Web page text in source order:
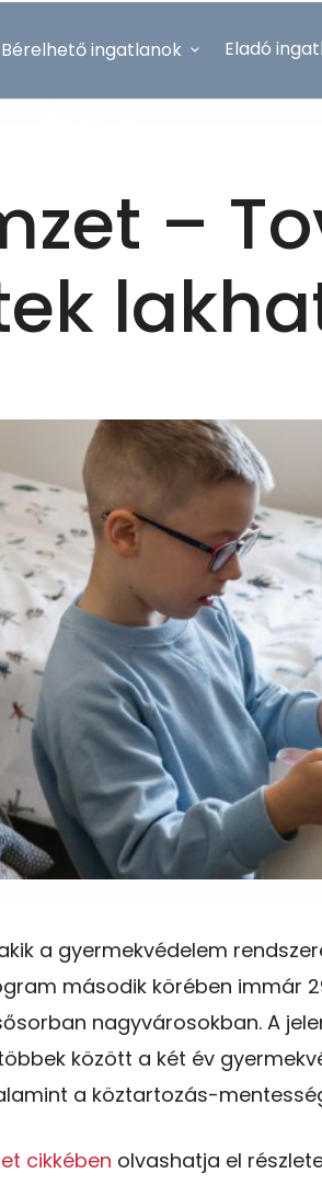
Bérelhető ingatlanok Eladó
–
a gyermekvédelem
második körében immár
nagyvárosokban. A
között a két év
a köztartozás-
cikkében olvashatja el